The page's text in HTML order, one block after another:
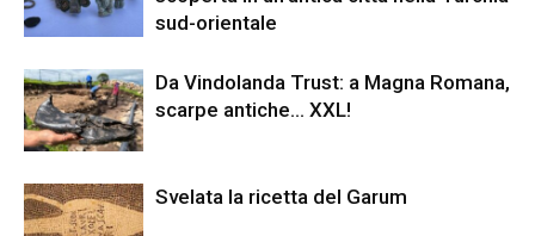
sud-orientale
Da Vindolanda Trust: a Magna Romana,
scarpe antiche… XXL!
Svelata la ricetta del Garum